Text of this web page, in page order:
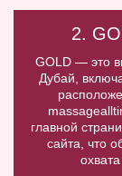
2.
GOLD — это
Дубай,
главной
сайта, что